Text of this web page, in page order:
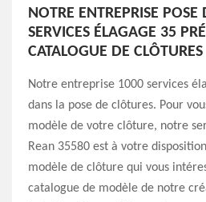
NOTRE ENTREPRISE
SERVICES ÉLAGAGE 35
CATALOGUE DE CLÔTURES
Notre entreprise 1000 services
dans la pose de clôtures. Pour
modèle de votre clôture, notre
Rean 35580 est à votre
modèle de clôture qui vous
catalogue de modèle de notre